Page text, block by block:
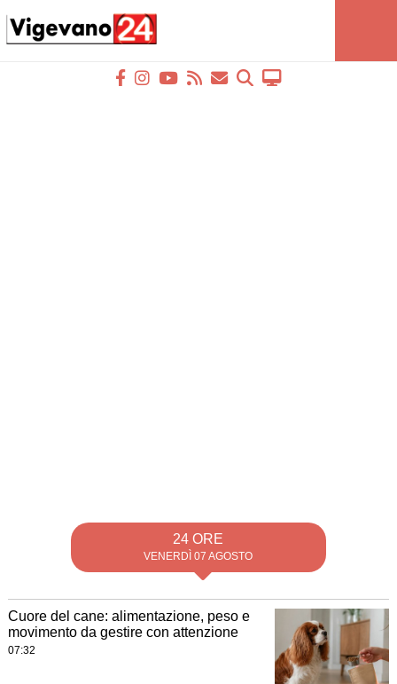
24 ORE
VENERDÌ 07 AGOSTO
Cuore del cane: alimentazione, peso e
movimento da gestire con attenzione
07:32